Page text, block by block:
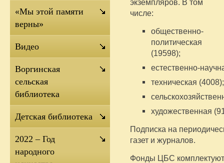
числе:
общественно-
политическая
(19598);
естественно-
техническая (4008);
художественная
Подписка на
газет и журналов.
Фонды ЦБС
«Мы этой памяти
верны»
Видео
Воргинская
сельская
библиотека
Детская библиотека
2022 – Год
народного